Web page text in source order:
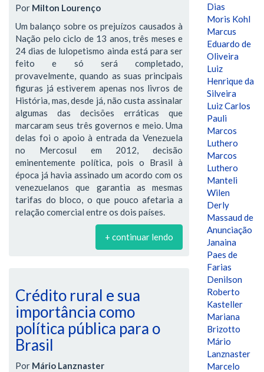
Por Milton Lourenço
Um balanço sobre os prejuízos causados à
Nação pelo ciclo de 13 anos, três meses e
24 dias de lulopetismo ainda está para ser
feito e só será completado,
provavelmente, quando as suas principais
figuras já estiverem apenas nos livros de
História, mas, desde já, não custa assinalar
algumas das decisões erráticas que
marcaram seus três governos e meio. Uma
delas foi o apoio à entrada da Venezuela
no Mercosul em 2012, decisão
eminentemente política, pois o Brasil à
época já havia assinado um acordo com os
venezuelanos que garantia as mesmas
tarifas do bloco, o que pouco afetaria a
relação comercial entre os dois países.
+ continuar lendo
Crédito rural e sua
importância como
política pública para o
Brasil
Por Mário Lanznaster
Dias
Moris Kohl
Marcus
Eduardo de
Oliveira
Luiz
Henrique da
Silveira
Luiz Carlos
Pauli
Marcos
Luthero
Marcos
Luthero
Manteli
Wilen
Derly
Massaud de
Anunciação
Janaina
Paes de
Farias
Denilson
Roberto
Kasteller
Mariana
Brizotto
Mário
Lanznaster
Marcelo